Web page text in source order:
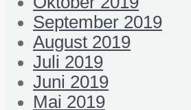
September 2019
August 2019
Juli 2019
Juni 2019
Mai 2019